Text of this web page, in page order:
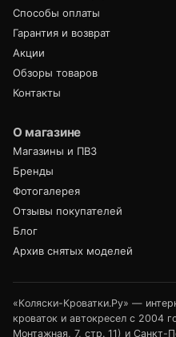
Способы оплаты
Гарантия и возврат
Акции
Обзоры товаров
Контакты
О магазине
Магазины и ПВЗ
Бренды
Фотогалерея
Отзывы покупателей
Блог
Архив снятых моделей
«Коляски-Кроватки.Ру» —
кроваток и автокресел с 2004
Монтажная, 7, стр. 11) и Санкт-